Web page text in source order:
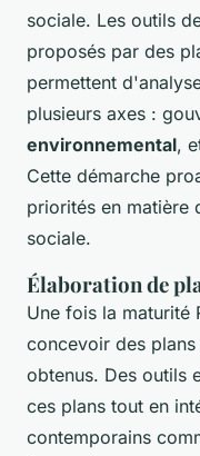
sociale. Les outils
proposés par des
permettent
plusieurs axes :
environnemental,
Cette démarche
priorités en matière
sociale.
Élaboration de
Une fois la maturité
concevoir des
obtenus. Des outils
ces plans tout en
contemporains